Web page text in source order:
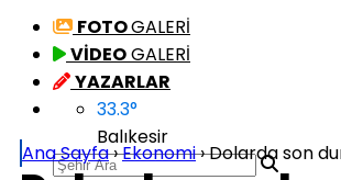
FOTOGALERİ
VİDEOGALERİ
YAZARLAR
33.3°
Balıkesir
Ana Sayfa›Ekonomi›Dolarda son